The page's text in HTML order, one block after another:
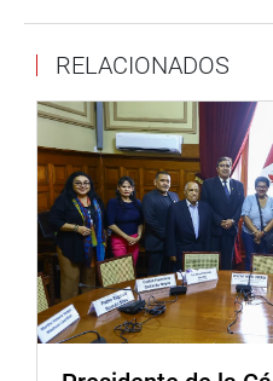
Instituto Nacional de
designación de su
número legal de sus
grave con igual votación.
La fórmula legal contiene,
complementarias
OFICINA DE
INSTITUCIONAL
RELACIONADOS